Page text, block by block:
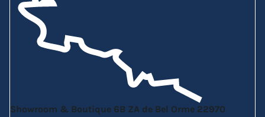
Showroom & Boutique 6B ZA de Bel Orme 22970